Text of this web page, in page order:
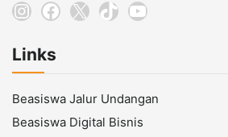
Instagram
Facebook
X TikTokYouTube
Links
Beasiswa Jalur Undangan
Beasiswa Digital Bisnis